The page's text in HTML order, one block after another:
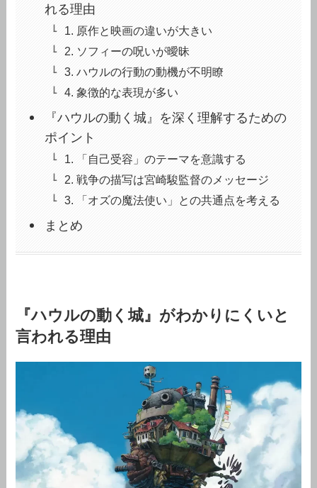
れる理由
1. 原作と映画の違いが大きい
2. ソフィーの呪いが曖昧
3. ハウルの行動の動機が不明瞭
4. 象徴的な表現が多い
『ハウルの動く城』を深く理解するための
ポイント
1. 「自己受容」のテーマを意識する
2. 戦争の描写は宮崎駿監督のメッセージ
3. 「オズの魔法使い」との共通点を考える
まとめ
『ハウルの動く城』がわかりにくいと
言われる理由